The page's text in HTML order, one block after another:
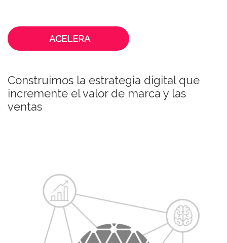
ACELERA
Construimos la estrategia digital que
incremente el valor de marca y las
ventas